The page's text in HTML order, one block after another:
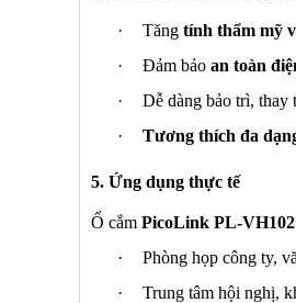
· Tăng tính thẩm mỹ
·
Đảm bảo an toàn
·
Dễ dàng bảo trì, thay
·
Tương thích đa
5. Ứng dụng thực tế
Ổ cắm PicoLink PL-VH102
·
Phòng họp công ty,
·
Trung tâm hội nghị,